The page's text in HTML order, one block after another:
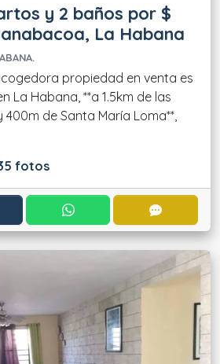
y 2 baños por $
La Habana
propiedad en venta es
La Habana, **a 1.5km de las
400m de Santa María Loma**,
fotos
CONTACTAR POR